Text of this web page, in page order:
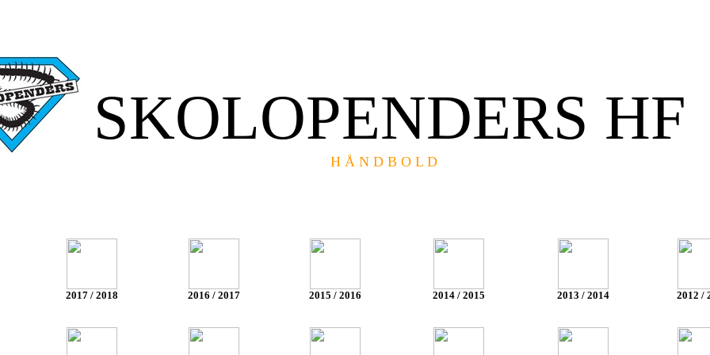
SKOLOPENDERS HF
H Å N D B O L D
2017 / 2018 2016 / 2017 2015 / 2016 2014 / 2015 2013 / 2014 2012 /